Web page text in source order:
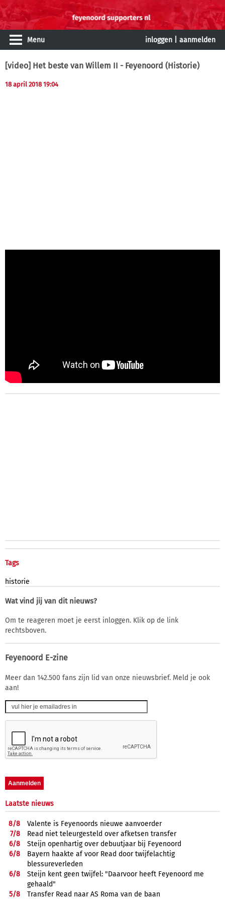
Menu inloggen aanmelden
[video] Het beste van Willem II - Feyenoord (Historie)
18 april 2018 19:04
Tags
historie
Wat vind jij van dit nieuws?
Om te reageren moet je eerst inloggen. Klik op de link
rechtsboven.
Feyenoord E-zine
Meer dan 142.500 fans zijn lid van onze nieuwsbrief. Meld je ook
aan!
Laatste nieuws
8/8
Valente is Feyenoords nieuwe aanvoerder
7/8
Read niet teleurgesteld over afketsen transfer
6/8
Steijn openhartig over debuutjaar bij Feyenoord
6/8
Bayern haakte af voor Read door twijfelachtig
blessureverleden
6/8
Steijn kent geen twijfel: "Daarvoor heeft Feyenoord me
gehaald"
5/8
Transfer Read naar AS Roma van de baan